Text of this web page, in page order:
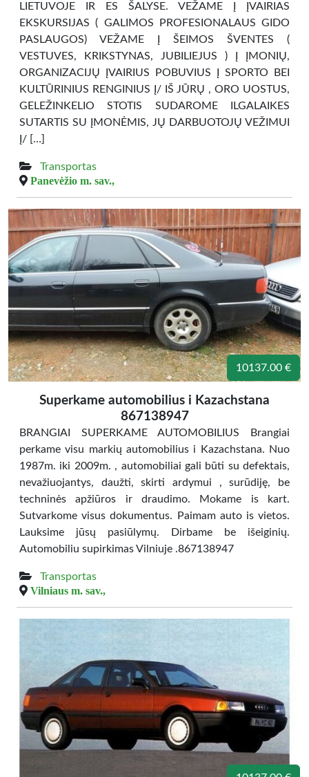
LIETUVOJE IR ES ŠALYSE. VEŽAME Į ĮVAIRIAS
EKSKURSIJAS ( GALIMOS PROFESIONALAUS GIDO
PASLAUGOS) VEŽAME Į ŠEIMOS ŠVENTES (
VESTUVES, KRIKSTYNAS, JUBILIEJUS ) Į ĮMONIŲ,
ORGANIZACIJŲ ĮVAIRIUS POBUVIUS Į SPORTO BEI
KULTŪRINIUS RENGINIUS Į/ IŠ JŪRŲ , ORO UOSTUS,
GELEŽINKELIO STOTIS SUDAROME ILGALAIKES
SUTARTIS SU ĮMONĖMIS, JŲ DARBUOTOJŲ VEŽIMUI
Į/ […]
Transportas
Panevėžio m. sav.,
10137.00 €
Superkame automobilius i Kazachstana
867138947
BRANGIAI SUPERKAME AUTOMOBILIUS Brangiai
perkame visu markių automobilius i Kazachstana. Nuo
1987m. iki 2009m. , automobiliai gali būti su defektais,
nevažiuojantys, daužti, skirti ardymui , surūdiję, be
techninės apžiūros ir draudimo. Mokame is kart.
Sutvarkome visus dokumentus. Paimam auto is vietos.
Lauksime jūsų pasiūlymų. Dirbame be išeiginių.
Automobiliu supirkimas Vilniuje .867138947
Transportas
Vilniaus m. sav.,